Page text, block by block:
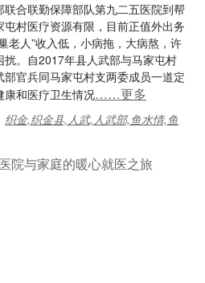
合联勤保障部队第九二五医院到帮
村医疗资源有限，目前正值外出务
老人”收入低，小病拖，大病熬，许
扰。自2017年县人武部与马家屯村
官兵同马家屯村支两委成员一道定
康和医疗卫生情况……更多
织金,织金县,人武,人武部,鱼水情,鱼